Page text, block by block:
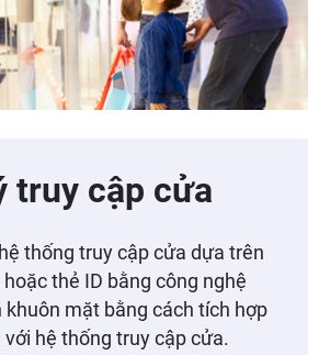
truy cập cửa
thống truy cập cửa dựa trên
thẻ ID bằng công nghệ
khuôn mặt bằng cách tích hợp
với hệ thống truy cập cửa.